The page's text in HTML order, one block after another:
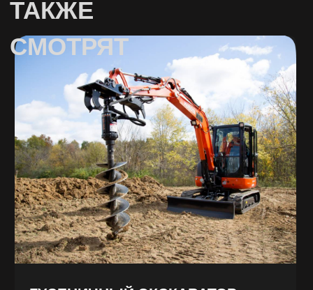
ЗАКАЗАТЬ
ОБРАТНЫЙ
ЗВОНОК
Телефон
+7
Заказать звонок